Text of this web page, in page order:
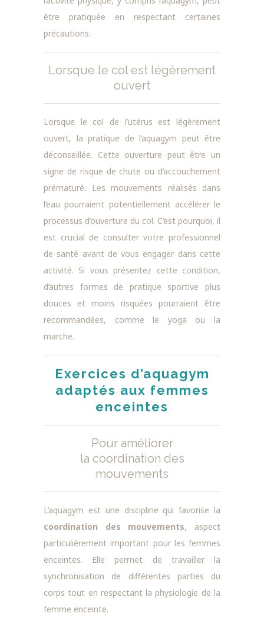
être pratiquée en respectant certaines
précautions.
Lorsque le col est légèrement
ouvert
Lorsque le col de l’utérus est légèrement
ouvert, la pratique de l’aquagym peut être
déconseillée. Cette ouverture peut être un
signe de risque de chute ou d’accouchement
prématuré. Les mouvements réalisés dans
l’eau pourraient potentiellement accélérer le
processus d’ouverture du col. C’est pourquoi, il
est crucial de consulter votre professionnel
de santé avant de vous engager dans cette
activité. Si vous présentez cette condition,
d’autres formes de pratique sportive plus
douces et moins risquées pourraient être
recommandées, comme le yoga ou la
marche.
Exercices d’aquagym
adaptés aux femmes
enceintes
Pour améliorer
la coordination des
mouvements
L’aquagym est une discipline qui favorise la
coordination des mouvements, aspect
particulièrement important pour les femmes
enceintes. Elle permet de travailler la
synchronisation de différentes parties du
corps tout en respectant la physiologie de la
femme enceinte.